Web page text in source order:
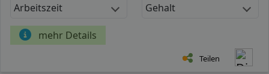
Arbeitszeit Gehalt
mehr Details
Teilen